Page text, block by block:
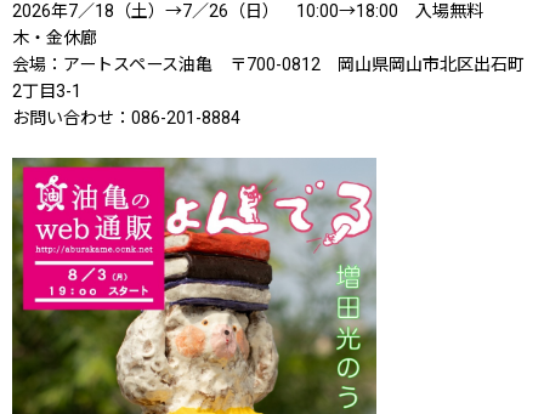
2026年7／18（土）→7／26（日） 10:00→18:00 入場無料
木・金休廊
会場：アートスペース油亀 〒700-0812 岡山県岡山市北区出石町
2丁目3-1
お問い合わせ：086-201-8884